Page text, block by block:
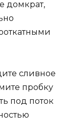
домкрат,
сливное
пробку
под поток